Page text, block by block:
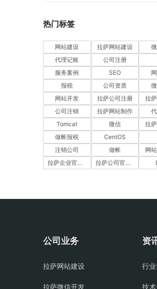
热门标签
网站建设 拉萨网站建设
代理记账
公司注册
服务案例
SEO
报税
公司资质
网站开发
拉萨公司注册
拉
公司注销
拉萨网站制作
Tomcat
微信
拉
做帐报税
CentOS
注销公司
做帐
网
拉萨企业官网建设
拉萨公司官网建设
公司业务
拉萨网站建设
拉萨微信开发
资
行
技